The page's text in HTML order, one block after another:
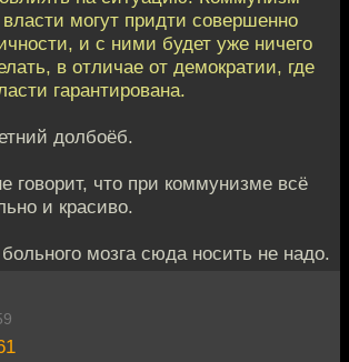
могут придти совершенно
и с ними будет уже ничего
в отличае от демократии, где
гарантирована.
долбоёб.
говорит, что при коммунизме всё
и красиво.
мозга сюда носить не надо.